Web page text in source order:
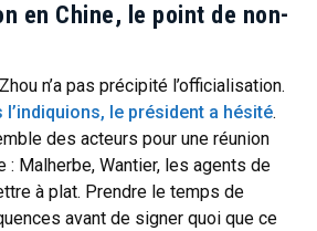
en Chine, le point de non-
n’a pas précipité l’officialisation.
le président a hésité.
des acteurs pour une réunion
: Malherbe, Wantier, les agents de
à plat. Prendre le temps de
avant de signer quoi que ce